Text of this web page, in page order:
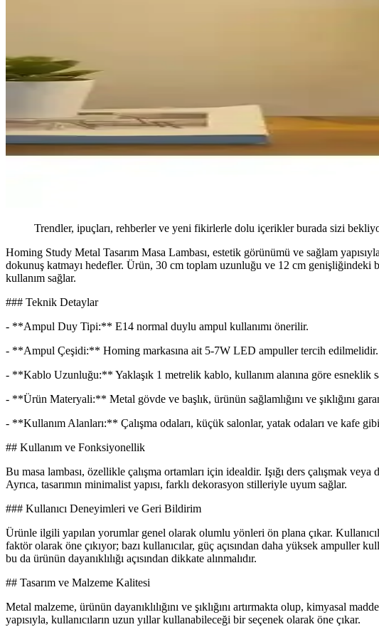
Trendler, ipuçları, rehberler ve yeni fikirlerle dolu içerikler burada sizi
Homing Study Metal Tasarım Masa Lambası, estetik görünümü ve sağlam
dokunuş katmayı hedefler. Ürün, 30 cm toplam uzunluğu ve 12 cm genişliğindeki
kullanım sağlar.
### Teknik Detaylar
- **Ampul Duy Tipi:** E14 normal duylu ampul kullanımı önerilir.
- **Ampul Çeşidi:** Homing markasına ait 5-7W LED ampuller tercih edilmelidir.
- **Kablo Uzunluğu:** Yaklaşık 1 metrelik kablo, kullanım alanına göre esneklik
- **Ürün Materyali:** Metal gövde ve başlık, ürünün sağlamlığını ve şıklığını
- **Kullanım Alanları:** Çalışma odaları, küçük salonlar, yatak odaları ve kafe
## Kullanım ve Fonksiyonellik
Bu masa lambası, özellikle çalışma ortamları için idealdir. Işığı ders çalışmak
Ayrıca, tasarımın minimalist yapısı, farklı dekorasyon stilleriyle uyum sağlar.
### Kullanıcı Deneyimleri ve Geri Bildirim
Ürünle ilgili yapılan yorumlar genel olarak olumlu yönleri ön plana çıkar.
faktör olarak öne çıkıyor; bazı kullanıcılar, güç açısından daha yüksek
bu da ürünün dayanıklılığı açısından dikkate alınmalıdır.
## Tasarım ve Malzeme Kalitesi
Metal malzeme, ürünün dayanıklılığını ve şıklığını artırmakta olup, kimyasal
yapısıyla, kullanıcıların uzun yıllar kullanabileceği bir seçenek olarak öne çıkar.